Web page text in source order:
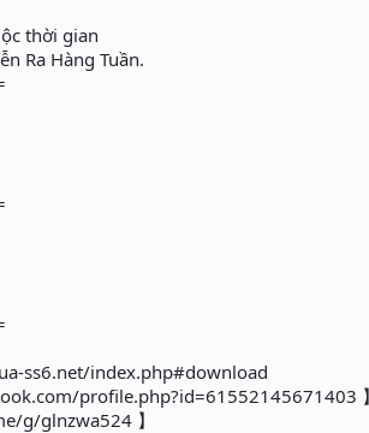
thời gian
Ra Hàng Tuần.
ss6.net/index.php#download
profile.php?id=61552145671403
g/glnzwa524 】